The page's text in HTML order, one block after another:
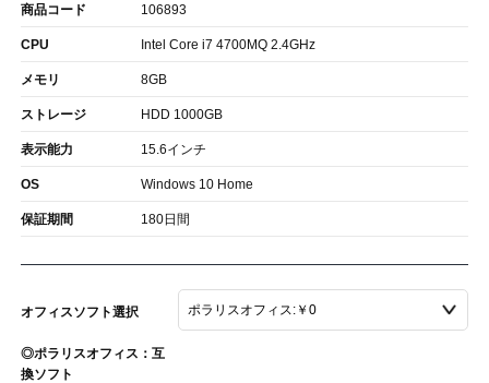
商品コード 106893
CPU Intel Core i7 4700MQ 2.4GHz
メモリ 8GB
ストレージ HDD 1000GB
表示能力 15.6インチ
OS Windows 10 Home
保証期間 180日間
オフィスソフト選択
◎ポラリスオフィス：互
換ソフト